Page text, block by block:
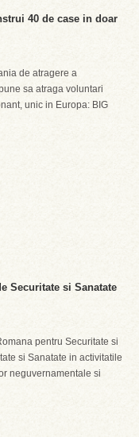
40 de case in doar
de atragere a
sa atraga voluntari
unic in Europa: BIG
Securitate si Sanatate
pentru Securitate si
si Sanatate in activitatile
neguvernamentale si